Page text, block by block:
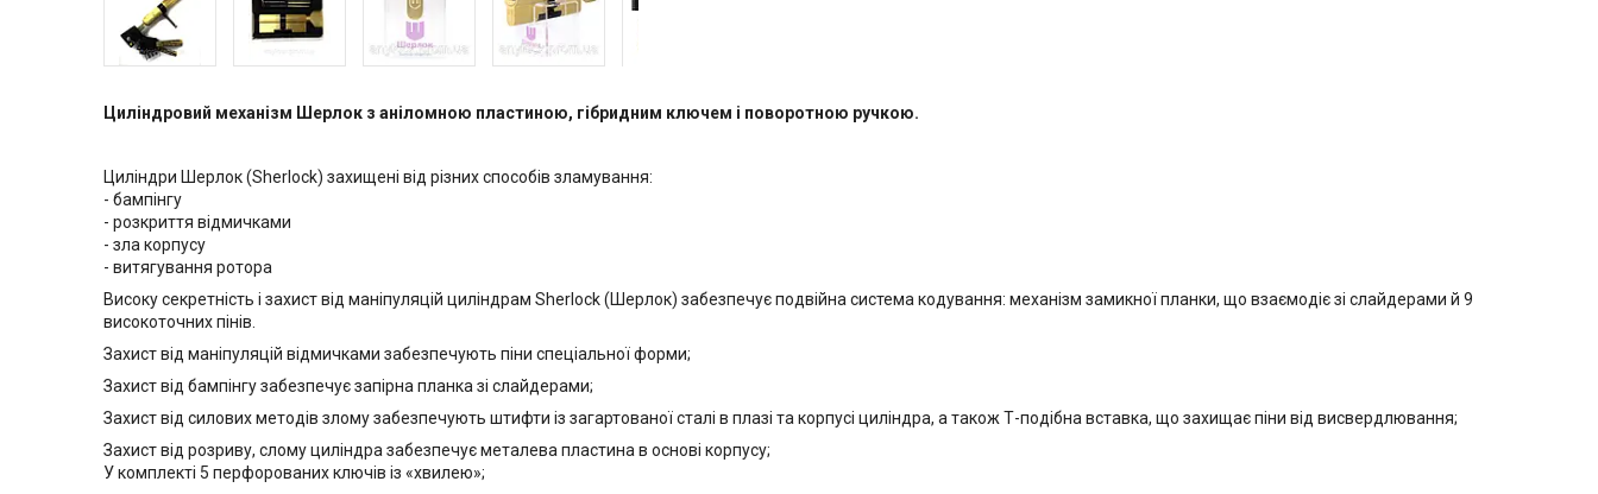
Циліндровий механізм Шерлок з аніломною пластиною, гібридним ключем і поворотною ручкою.
Циліндри Шерлок (Sherlock) захищені від різних способів зламування:
- бампінгу
- розкриття відмичками
- зла корпусу
- витягування ротора
Високу секретність і захист від маніпуляцій циліндрам Sherlock (Шерлок) забезпечує подвійна система кодування: механізм замикної планки, що взаємодіє зі слайдерами й 9
високоточних пінів.
Захист від маніпуляцій відмичками забезпечують піни спеціальної форми;
Захист від бампінгу забезпечує запірна планка зі слайдерами;
Захист від силових методів злому забезпечують штифти із загартованої сталі в плазі та корпусі циліндра, а також Т-подібна вставка, що захищає піни від висвердлювання;
Захист від розриву, слому циліндра забезпечує металева пластина в основі корпусу;
У комплекті 5 перфорованих ключів із «хвилею»;